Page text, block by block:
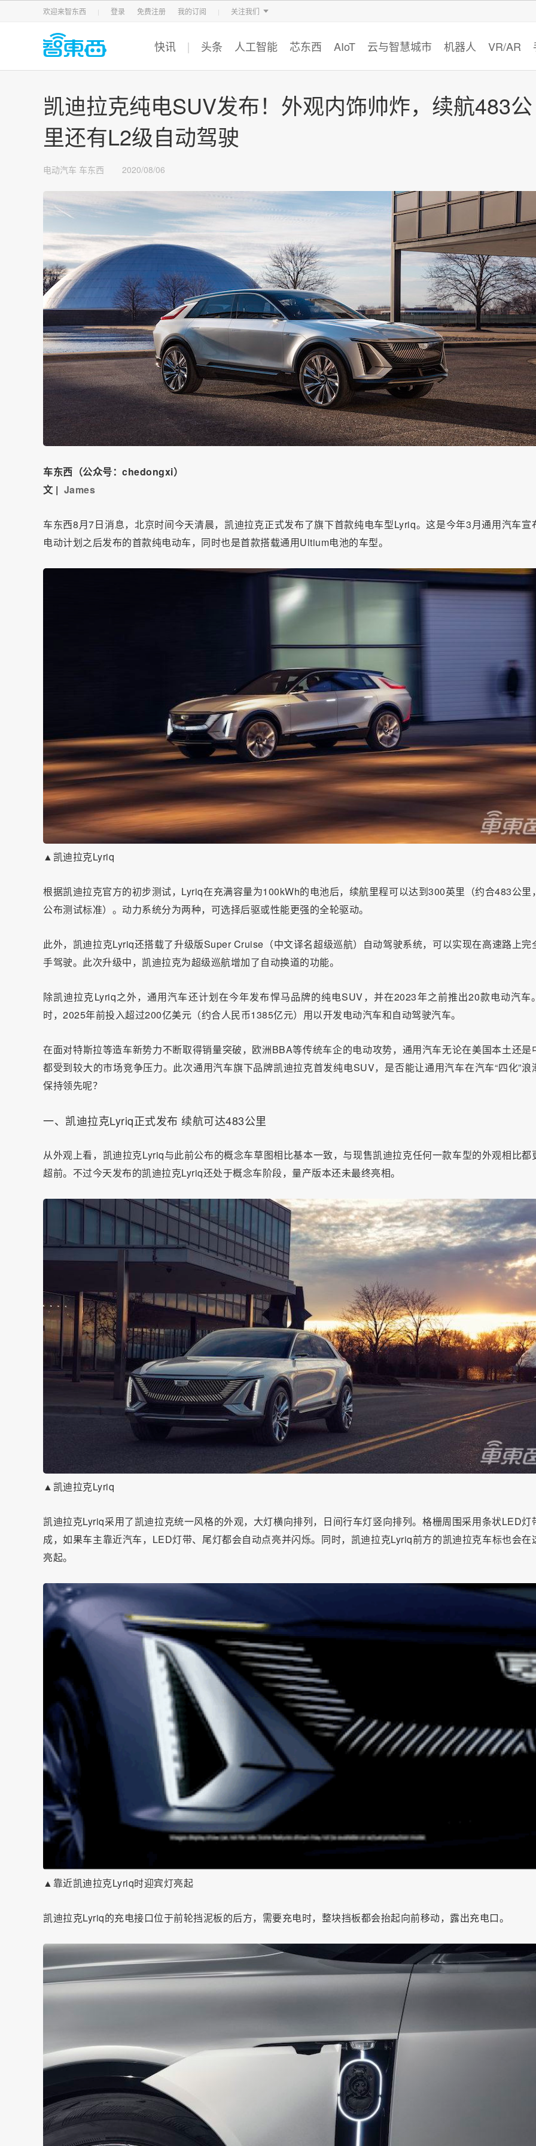
欢迎来智东西 登录 免费注册 我的订阅 关注我们
智东西 车东西 芯东西 智猩猩
快讯 头条 人工智能 芯东西 AIoT 云与智慧城市 机器人 VR/AR
凯迪拉克纯电SUV发布！外观内饰帅炸，续航483公
里还有L2级自动驾驶
电动汽车 车东西 2020/08/06
车东西（公众号：chedongxi）
文 | James
车东西8月7日消息，北京时间今天清晨，凯迪拉克正式发布了旗下首款纯电车型Lyriq。这是今年3月通用汽车宣
电动计划之后发布的首款纯电动车，同时也是首款搭载通用Ultium电池的车型。
▲凯迪拉克Lyriq
根据凯迪拉克官方的初步测试，Lyriq在充满容量为100kWh的电池后，续航里程可以达到300英里（约合483公里
公布测试标准）。动力系统分为两种，可选择后驱或性能更强的全轮驱动。
此外，凯迪拉克Lyriq还搭载了升级版Super Cruise（中文译名超级巡航）自动驾驶系统，可以实现在高速路上完
手驾驶。此次升级中，凯迪拉克为超级巡航增加了自动换道的功能。
除凯迪拉克Lyriq之外，通用汽车还计划在今年发布悍马品牌的纯电SUV，并在2023年之前推出20款电动汽车
时，2025年前投入超过200亿美元（约合人民币1385亿元）用以开发电动汽车和自动驾驶汽车。
在面对特斯拉等造车新势力不断取得销量突破，欧洲BBA等传统车企的电动攻势，通用汽车无论在美国本土还是
都受到较大的市场竞争压力。此次通用汽车旗下品牌凯迪拉克首发纯电SUV，是否能让通用汽车在汽车“四化”浪
保持领先呢？
一、凯迪拉克Lyriq正式发布 续航可达483公里
从外观上看，凯迪拉克Lyriq与此前公布的概念车草图相比基本一致，与现售凯迪拉克任何一款车型的外观相比都
超前。不过今天发布的凯迪拉克Lyriq还处于概念车阶段，量产版本还未最终亮相。
▲凯迪拉克Lyriq
凯迪拉克Lyriq采用了凯迪拉克统一风格的外观，大灯横向排列，日间行车灯竖向排列。格栅周围采用条状LED灯
成，如果车主靠近汽车，LED灯带、尾灯都会自动点亮并闪烁。同时，凯迪拉克Lyriq前方的凯迪拉克车标也会在
亮起。
▲靠近凯迪拉克Lyriq时迎宾灯亮起
凯迪拉克Lyriq的充电接口位于前轮挡泥板的后方，需要充电时，整块挡板都会抬起向前移动，露出充电口。